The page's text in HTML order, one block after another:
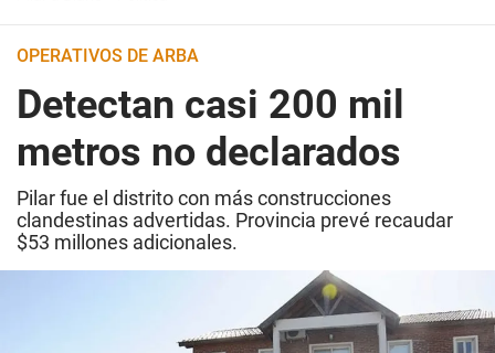
OPERATIVOS DE ARBA
Detectan casi 200 mil
metros no declarados
Pilar fue el distrito con más construcciones
clandestinas advertidas. Provincia prevé recaudar
$53 millones adicionales.